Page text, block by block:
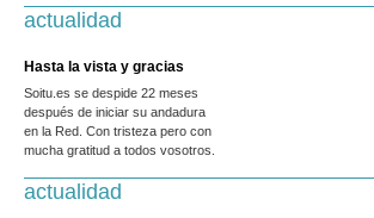
actualidad
Hasta la vista y gracias
Soitu.es se despide 22 meses
después de iniciar su andadura
en la Red. Con tristeza pero con
mucha gratitud a todos vosotros.
actualidad